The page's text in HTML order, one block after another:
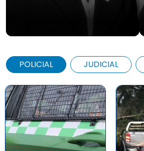
POLICIAL JUDICIAL